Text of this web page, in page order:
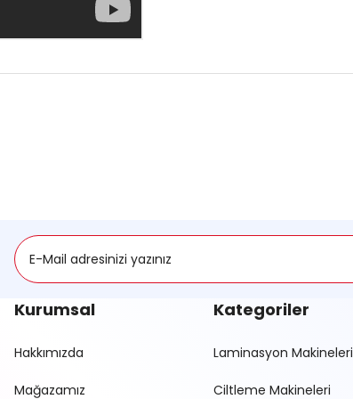
Gönder
Kurumsal
Hakkımızda
Mağazamız
Kategoriler
Laminasyon Makineleri
Ciltleme Makineleri